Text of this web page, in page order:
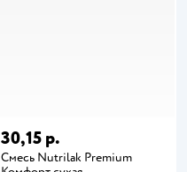
30,15 р.
Смесь Nutrilak Premium